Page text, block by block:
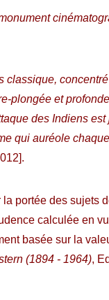
classique,
plongée et
des Indiens
qui auréole
portée des sujets
calculée en
basée sur la
(1894 - 1964),